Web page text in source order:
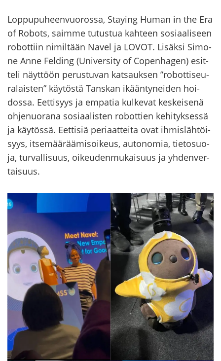
Lop­pu­pu­heen­vuo­ros­sa, Staying Human in the Era
of Ro­bots, saim­me tu­tus­tua kah­teen so­si­aa­li­seen
ro­bot­tiin ni­mil­tään Navel ja LOVOT. Li­säk­si Si­mo­
ne Anne Fel­ding (Uni­ver­si­ty of Co­pen­ha­gen) esit­
te­li näyt­töön pe­rus­tu­van kat­sauk­sen ”ro­bot­ti­seu­
ra­lais­ten” käy­tös­tä Tans­kan ikään­ty­nei­den hoi­
dos­sa. Eet­ti­syys ja em­pa­tia kul­ke­vat kes­kei­se­nä
oh­je­nuo­ra­na so­si­aa­lis­ten ro­bot­tien ke­hi­tyk­ses­sä
ja käy­tös­sä. Eet­ti­siä pe­ri­aat­tei­ta ovat ih­mis­läh­töi­
syys, it­se­mää­rää­mi­soi­keus, au­to­no­mia, tie­to­suo­
ja, tur­val­li­suus, oi­keu­den­mu­kai­suus ja yh­den­ver­
tai­suus.